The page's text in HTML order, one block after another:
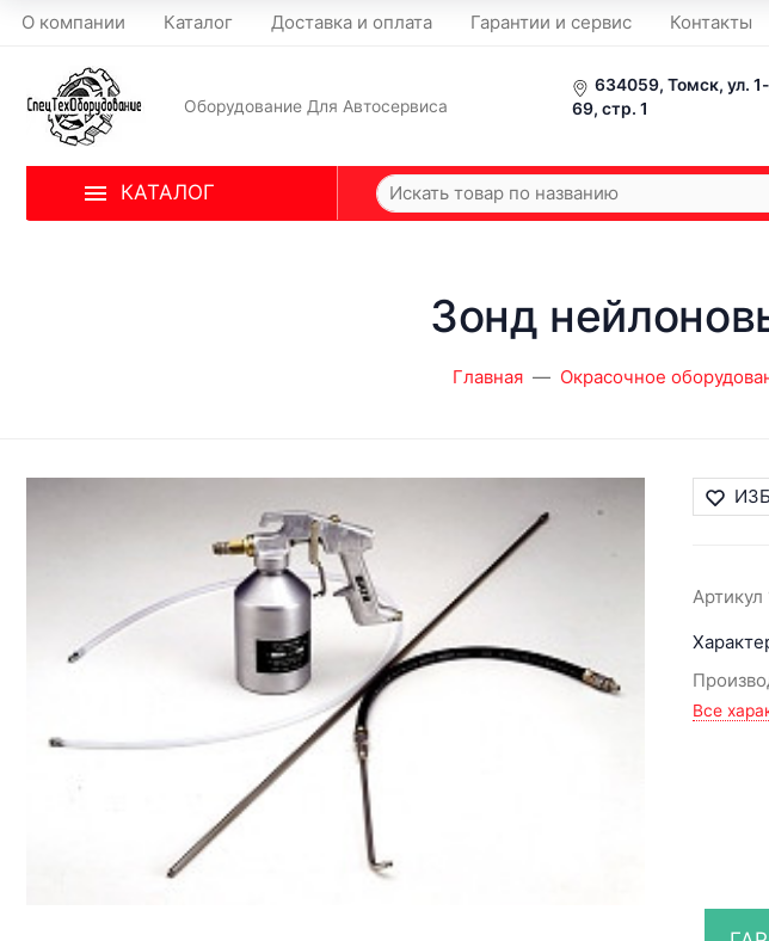
О компании Каталог Доставка и оплата Гарантии и сервис Контакты
Оборудование Для Автосервиса
634059, Томск, ул.
69, стр. 1
КАТАЛОГ
Зонд
Главная Окрасочное
Артикул
Все